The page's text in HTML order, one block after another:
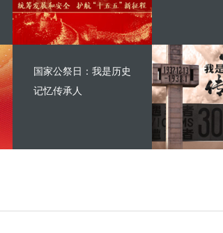
国家公祭日：我是历史
记忆传承人